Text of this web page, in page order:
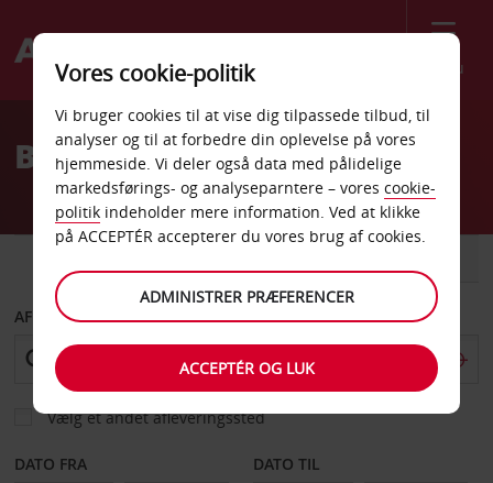
Menu
Welcome
AvisBilleje Rovereto
AFHENT FRA
Vælg et andet afleveringssted
DATO FRA DATO TIL
Vores cookie-politik
Vi bruger cookies til at vise dig tilpassede tilbud, til
analyser og til at forbedre din oplevelse på vores
hjemmeside. Vi deler også data med pålidelige
markedsførings- og analyseparntere – vores cookie-
politik indeholder mere information. Ved at klikke
på ACCEPTÉR accepterer du vores brug af cookies.
ADMINISTRER PRÆFERENCER
ACCEPTÉR OG LUK